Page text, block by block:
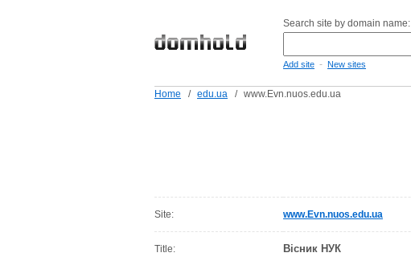
Search site by domain name:
Add site - New sites
Home / edu.ua / www.Evn.nuos.edu.ua
Site: www.Evn.nuos.edu.ua
Title: Вісник НУК